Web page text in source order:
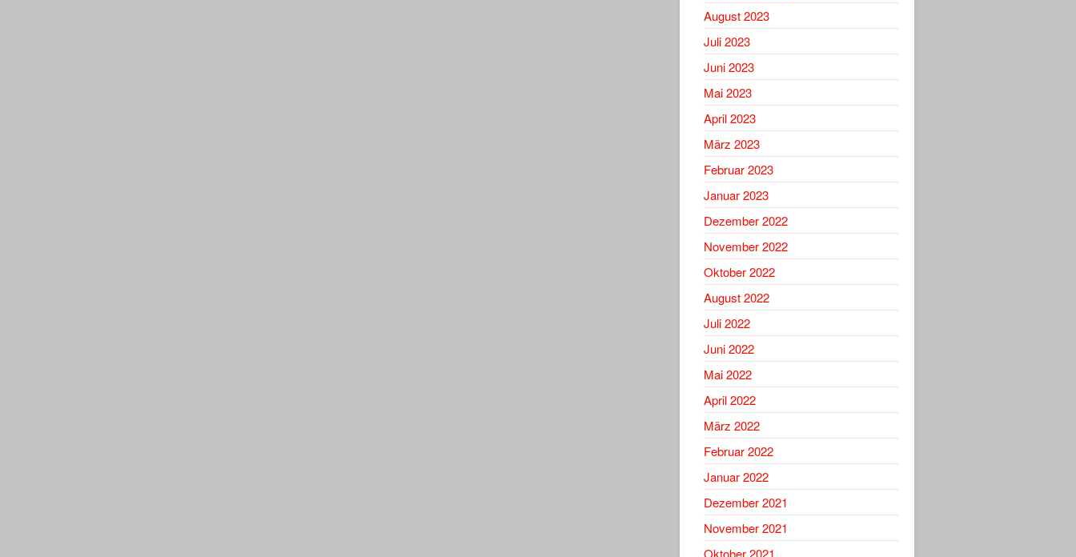
August 2023
Juli 2023
Juni 2023
Mai 2023
April 2023
März 2023
Februar 2023
Januar 2023
Dezember 2022
November 2022
Oktober 2022
August 2022
Juli 2022
Juni 2022
Mai 2022
April 2022
März 2022
Februar 2022
Januar 2022
Dezember 2021
November 2021
Oktober 2021